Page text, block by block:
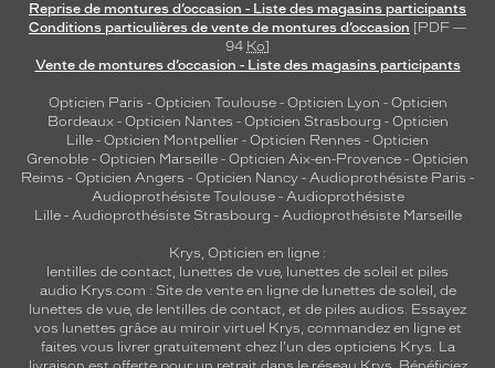
Reprise de montures d’occasion - Liste des magasins participants
Conditions particulières de vente de montures d’occasion [PDF —
94 Ko]
Vente de montures d’occasion - Liste des magasins participants
Opticien Paris - Opticien Toulouse- Opticien Lyon - Opticien
Bordeaux- Opticien Nantes - Opticien Strasbourg - Opticien
Lille - Opticien Montpellier - Opticien Rennes - Opticien
Grenoble - Opticien Marseille - Opticien Aix-en-Provence - Opticien
Reims - Opticien Angers - Opticien Nancy - Audioprothésiste Paris -
Audioprothésiste Toulouse- Audioprothésiste
Lille- Audioprothésiste Strasbourg - Audioprothésiste Marseille
Krys, Opticien en ligne :
lentilles de contact, lunettes de vue, lunettes de soleil et piles
audio Krys.com : Site de vente en ligne de lunettes de soleil, de
lunettes de vue, de lentilles de contact, et de piles audios. Essayez
vos lunettes grâce au miroir virtuel Krys, commandez en ligne et
faites vous livrer gratuitement chez l'un des opticiens Krys. La